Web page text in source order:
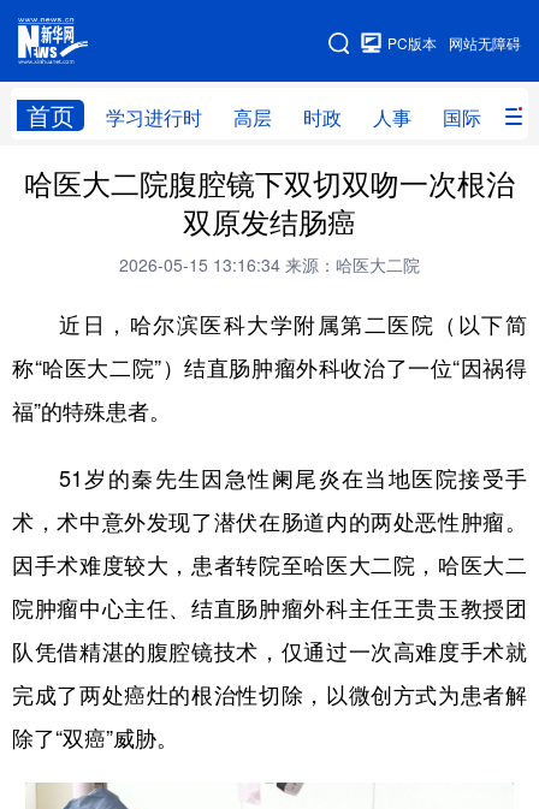
网站无障碍
PC版本
首页 学习进行时 高层 时政 人事 国际 财
网站地图
学习进行时 高层 时政 人事
财经 网评
全球连线
科技 科普 体育 文化
健康 军事 访谈 视频
食品 人居 信息化 乡村振兴
溯源中国 城市 旅游 能源
会展 彩票 娱乐 时尚
亚太网 上市公司 投教基地
地方频道
哈医大二院腹腔镜下双切双吻一次根治
双原发结肠癌
2026-05-15 13:16:34 来源：哈医大二院
近日，哈尔滨医科大学附属第二医院（以下简
称“哈医大二院”）结直肠肿瘤外科收治了一位“因祸得
福”的特殊患者。
51岁的秦先生因急性阑尾炎在当地医院接受手
术，术中意外发现了潜伏在肠道内的两处恶性肿瘤。
因手术难度较大，患者转院至哈医大二院，哈医大二
院肿瘤中心主任、结直肠肿瘤外科主任王贵玉教授团
队凭借精湛的腹腔镜技术，仅通过一次高难度手术就
完成了两处癌灶的根治性切除，以微创方式为患者解
除了“双癌”威胁。